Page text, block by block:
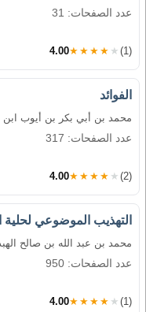
عدد الصفحات: 31
4.00★★★★★ (1)
الفوائد
محمد بن أبي بكر بن أيوب ابن
عدد الصفحات: 317
4.00★★★★★ (2)
التهذيب الموضوعي لحلية
محمد بن عبد الله بن صالح
عدد الصفحات: 950
4.00★★★★★ (1)